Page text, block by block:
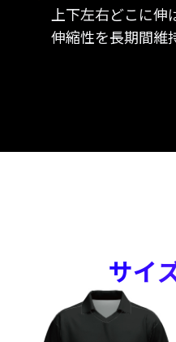
上下左右どこに
伸縮性を長期間維
サイ